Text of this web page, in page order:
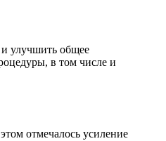
улучшить общее
в том числе и
отмечалось усиление